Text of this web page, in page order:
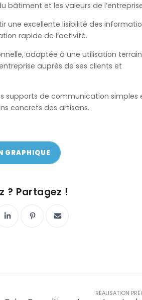
bâtiment et les valeurs de
une excellente lisibilité des
rapide de l’activité.
adaptée à une utilisation
auprès de ses clients et
supports de communication simples
concrets des artisans.
Y VA !
GRAPHIQUE
? Partagez !
RÉALISATION